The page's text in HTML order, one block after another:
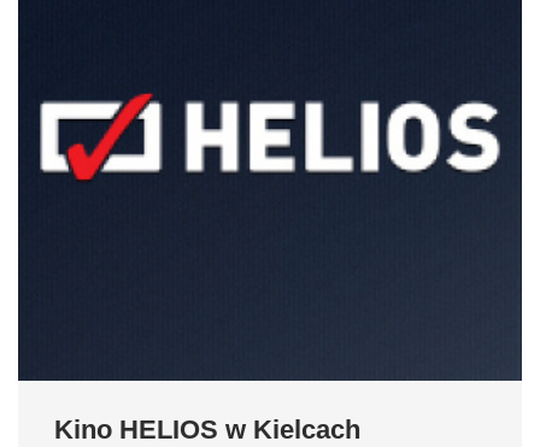
Kino HELIOS w Kielcach